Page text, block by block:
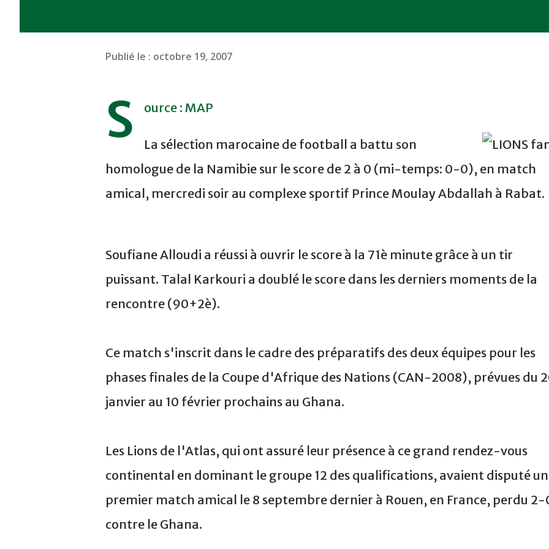
Publié le : octobre 19, 2007
S ource : MAP
La sélection marocaine de football a battu son
homologue de la Namibie sur le score de 2 à 0 (mi-temps: 0-0), en match
amical, mercredi soir au complexe sportif Prince Moulay Abdallah à Rabat.
Soufiane Alloudi a réussi à ouvrir le score à la 71è minute grâce à un tir
puissant. Talal Karkouri a doublé le score dans les derniers moments de la
rencontre (90+2è).
Ce match s'inscrit dans le cadre des préparatifs des deux équipes pour les
phases finales de la Coupe d'Afrique des Nations (CAN-2008), prévues du
janvier au 10 février prochains au Ghana.
Les Lions de l'Atlas, qui ont assuré leur présence à ce grand rendez-vous
continental en dominant le groupe 12 des qualifications, avaient disputé un
premier match amical le 8 septembre dernier à Rouen, en France, perdu 2-
contre le Ghana.